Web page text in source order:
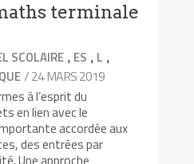
terminale
SCOLAIRE , ES , L ,
/ 24 MARS 2019
à l’esprit du
en lien avec le
accordée aux
des entrées par